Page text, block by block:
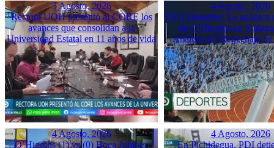
5 Agosto, 2026
Rectora UOH presentó al CORE los
avances que consolidan a la
Universidad Estatal en 11 años de vida
4 Agosto, 2026
TVO Deportes: La agónica
de O’Higgins en
Análisis del Repechaje de
4 Agosto, 2026
O’Higgins (1) vs (0) Boca Juniors:
4 Agosto, 2026
En Pichidegua, PDI